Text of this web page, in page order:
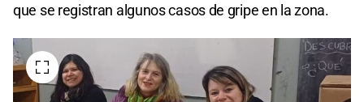
que se registran algunos casos de gripe en la zona.